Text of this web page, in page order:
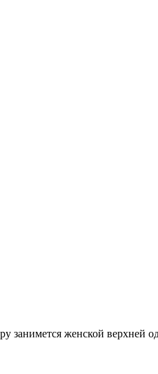
занимется женской